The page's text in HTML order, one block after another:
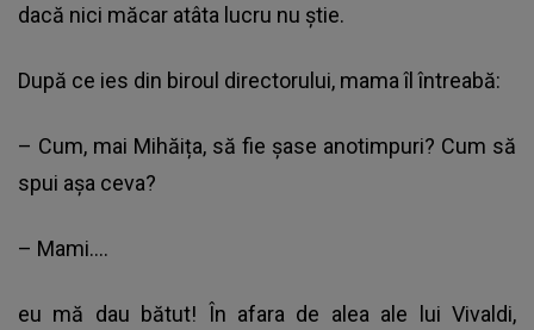
dacă nici măcar atâta lucru nu știe.
După ce ies din biroul directorului, mama îl întreabă:
– Cum, mai Mihăița, să fie șase anotimpuri? Cum să
spui așa ceva?
– Mami….
eu mă dau bătut! În afara de alea ale lui Vivaldi,